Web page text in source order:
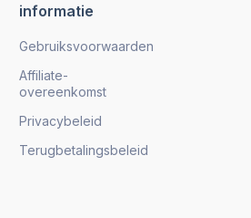
informatie
Gebruiksvoorwaarden
Affiliate-
overeenkomst
Privacybeleid
Terugbetalingsbeleid